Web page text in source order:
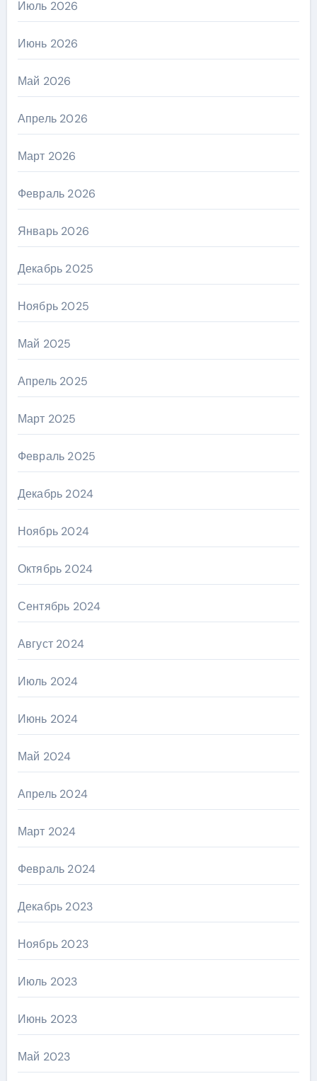
Июль 2026
Июнь 2026
Май 2026
Апрель 2026
Март 2026
Февраль 2026
Январь 2026
Декабрь 2025
Ноябрь 2025
Май 2025
Апрель 2025
Март 2025
Февраль 2025
Декабрь 2024
Ноябрь 2024
Октябрь 2024
Сентябрь 2024
Август 2024
Июль 2024
Июнь 2024
Май 2024
Апрель 2024
Март 2024
Февраль 2024
Декабрь 2023
Ноябрь 2023
Июль 2023
Июнь 2023
Май 2023